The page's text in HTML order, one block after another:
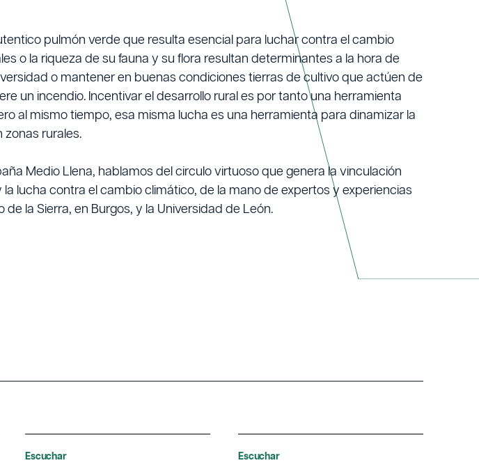
pulmón verde que resulta esencial para luchar contra el cambio
o la riqueza de su fauna y su flora resultan determinantes a la hora de
o mantener en buenas condiciones tierras de cultivo que actúen de
un incendio. Incentivar el desarrollo rural es por tanto una herramienta
al mismo tiempo, esa misma lucha es una herramienta para dinamizar la
rurales.
Medio Llena, hablamos del circulo virtuoso que genera la vinculación
lucha contra el cambio climático, de la mano de expertos y experiencias
de la Sierra, en Burgos, y la Universidad de León.
Escuchar Escuchar